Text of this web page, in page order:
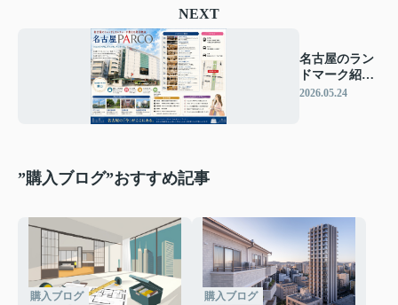
NEXT
名古屋のラン
ドマーク紹介
「名古屋
2026.05.24
”購入ブログ”おすすめ記事
購入ブログ 購入ブログ